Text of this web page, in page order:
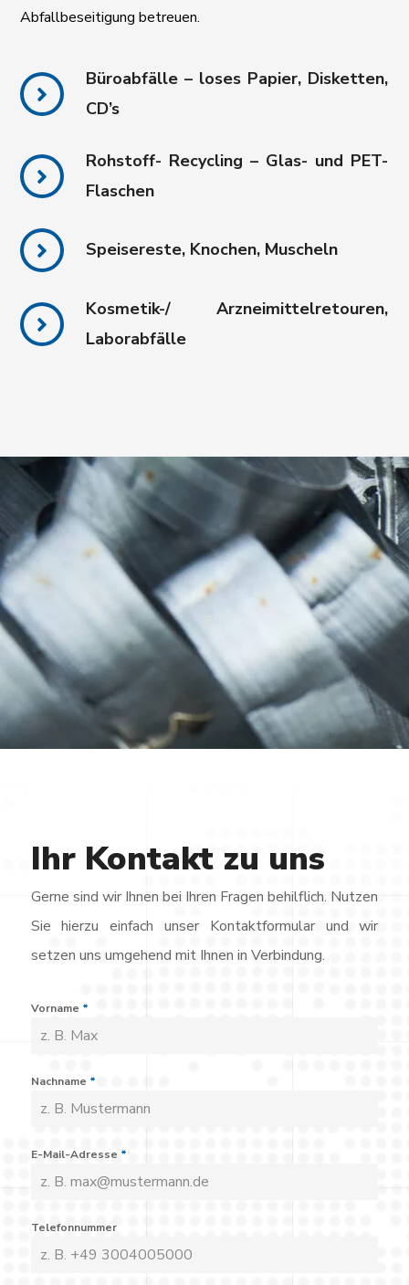
Abfallbeseitigung betreuen.
Büroabfälle – loses Papier, Disketten,
CD’s
Rohstoff- Recycling – Glas- und PET-
Flaschen
Speisereste, Knochen, Muscheln
Kosmetik-/ Arzneimittelretouren,
Laborabfälle
Ihr Kontakt zu uns
Gerne sind wir Ihnen bei Ihren Fragen behilflich. Nutzen
Sie hierzu einfach unser Kontaktformular und wir
setzen uns umgehend mit Ihnen in Verbindung.
Vorname *
Nachname *
E-Mail-Adresse *
Telefonnummer